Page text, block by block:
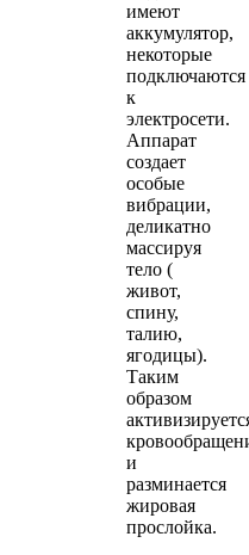
имеют
аккумулятор,
некоторые
подключаются
к
электросети.
Аппарат
создает
особые
вибрации,
деликатно
массируя
тело (
живот,
спину,
талию,
ягодицы).
Таким
образом
и
разминается
жировая
прослойка.